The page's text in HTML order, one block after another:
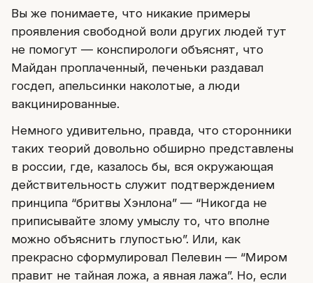
Вы же понимаете, что никакие примеры
проявления свободной воли других людей тут
не помогут — конспирологи объяснят, что
Майдан проплаченный, печеньки раздавал
госдеп, апельсинки наколотые, а люди
вакцинированные.
Немного удивительно, правда, что сторонники
таких теорий довольно обширно представлены
в россии, где, казалось бы, вся окружающая
действительность служит подтверждением
принципа “бритвы Хэнлона” — “Никогда не
приписывайте злому умыслу то, что вполне
можно объяснить глупостью”. Или, как
прекрасно сформулировал Пелевин — “Миром
правит не тайная ложа, а явная лажа”. Но, если